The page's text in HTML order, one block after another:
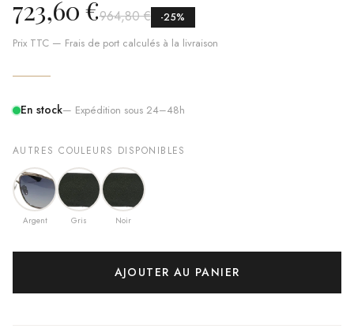
723,60 €964,80 € -25%
Prix TTC — Frais de port calculés à la livraison
En stock— Expédition sous 24–48h
AUTRES COULEURS DISPONIBLES
Argent Gris Noir
AJOUTER AU PANIER